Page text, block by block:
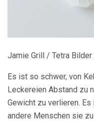
Jamie Grill / Tetra
Es ist so schwer, von
Leckereien Abstand zu
Gewicht zu verlieren.
andere Menschen sie